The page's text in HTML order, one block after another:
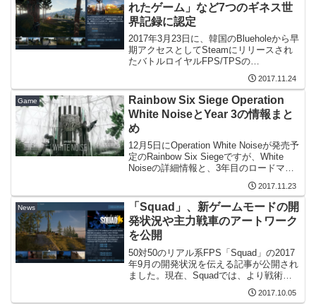
れたゲーム」など7つのギネス世
界記録に認定
2017年3月23日に、韓国のBlueholeから早
期アクセスとしてSteamにリリースされ
たバトルロイヤルFPS/TPSの
「PlayerUnknown's Battlegrounds」（以
下、PUBG）が、7つのギネス世界記録に
認定された...
2017.11.24
Game
Rainbow Six Siege Operation
White NoiseとYear 3の情報まと
め
12月5日にOperation White Noiseが発売予
定のRainbow Six Siegeですが、White
Noiseの詳細情報と、3年目のロードマッ
プが公開されたので、合わせて情報をま
とめました。Year 2 Season 4...2017.11.23
News
「Squad」、新ゲームモードの開
発状況や主力戦車のアートワーク
を公開
50対50のリアル系FPS「Squad」の2017
年9月の開発状況を伝える記事が公開され
ました。現在、Squadでは、より戦術的
で大規模な戦闘・接敵が楽しめるような
プレイスタイルを提供するゲームモード
2017.10.05